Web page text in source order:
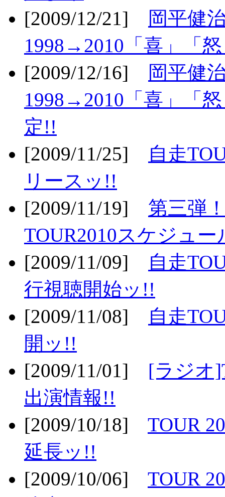
[2009/12/21]
岡平健
1998→2010「喜」「
[2009/12/16]
岡平健
1998→2010「喜」「
定!!
[2009/11/25]
自走
リースッ!!
[2009/11/19] 第三弾
TOUR2010スケジュー
[2009/11/09]
自走
行視聴開始ッ!!
[2009/11/08]
自走
開ッ!!
[2009/11/01] [ラジオ
出演情報!!
[2009/10/18] TOUR
延長ッ!!
[2009/10/06] TOUR